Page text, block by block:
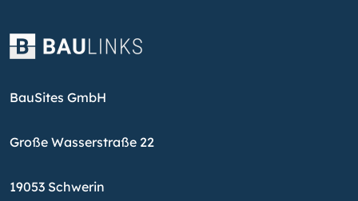
BauSites GmbH
Große Wasserstraße 22
19053 Schwerin